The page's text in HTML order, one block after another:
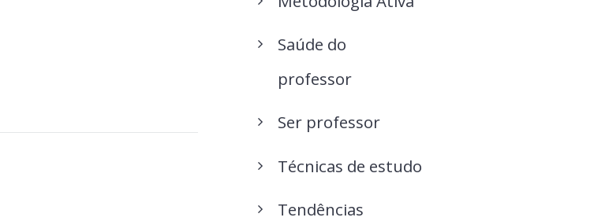
Saúde do
professor
Ser professor
Técnicas de estudo
Tendências